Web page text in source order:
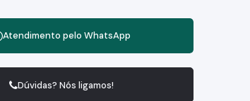
Atendimento pelo WhatsApp
Dúvidas? Nós ligamos!